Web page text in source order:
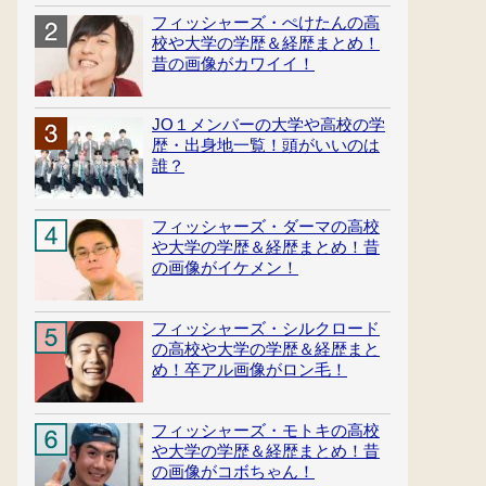
フィッシャーズ・ぺけたんの高
校や大学の学歴＆経歴まとめ！
昔の画像がカワイイ！
JO１メンバーの大学や高校の学
歴・出身地一覧！頭がいいのは
誰？
フィッシャーズ・ダーマの高校
や大学の学歴＆経歴まとめ！昔
の画像がイケメン！
フィッシャーズ・シルクロード
の高校や大学の学歴＆経歴まと
め！卒アル画像がロン毛！
フィッシャーズ・モトキの高校
や大学の学歴＆経歴まとめ！昔
の画像がコボちゃん！